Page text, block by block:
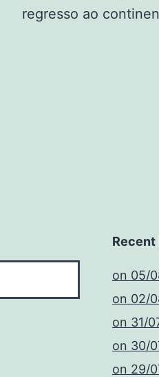
regresso ao
Recent
​on 05/
​on 02/
​on 31/
​on 30/
​on 29/